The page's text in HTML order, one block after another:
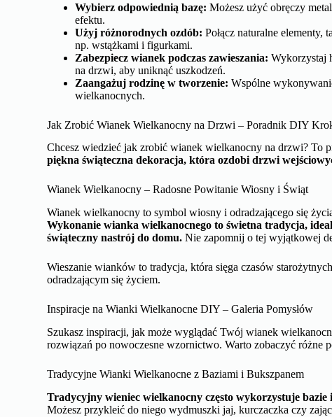
Wybierz odpowiednią bazę: Możesz użyć obręczy
efektu.
Użyj różnorodnych ozdób: Połącz naturalne elementy,
np. wstążkami i figurkami.
Zabezpiecz wianek podczas zawieszania: Wykorzystaj
na drzwi, aby uniknąć uszkodzeń.
Zaangażuj rodzinę w tworzenie: Wspólne
wielkanocnych.
Jak Zrobić Wianek Wielkanocny na Drzwi – Poradnik DIY
Chcesz wiedzieć jak zrobić wianek wielkanocny na drzwi? To
piękna świąteczna dekoracja, która ozdobi drzwi
Wianek Wielkanocny – Radosne Powitanie Wiosny i Świąt
Wianek wielkanocny to symbol wiosny i odradzającego się
Wykonanie wianka wielkanocnego to świetna tradycja,
świąteczny nastrój do domu. Nie zapomnij o tej wyjątkowej
Wieszanie wianków to tradycja, która sięga czasów
odradzającym się życiem.
Inspiracje na Wianki Wielkanocne DIY – Galeria Pomysłów
Szukasz inspiracji, jak może wyglądać Twój wianek
rozwiązań po nowoczesne wzornictwo. Warto zobaczyć różne
Tradycyjne Wianki Wielkanocne z Baziami i Bukszpanem
Tradycyjny wieniec wielkanocny często wykorzystuje bazie
Możesz przykleić do niego wydmuszki jaj, kurczaczka czy